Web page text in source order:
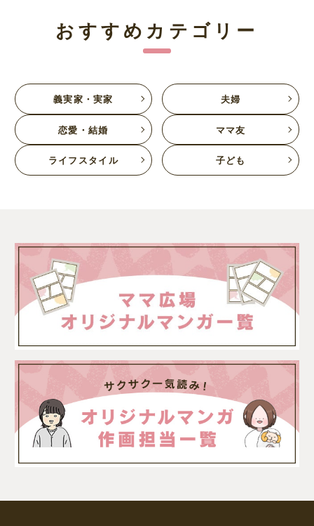
おすすめカテゴリー
義実家・実家 夫婦
恋愛・結婚 ママ友
ライフスタイル 子ども